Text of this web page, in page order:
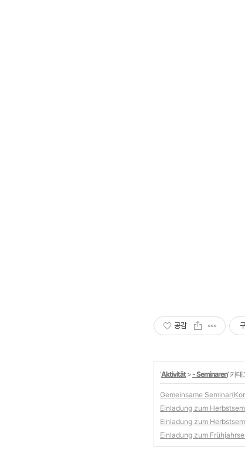
공감
'Aktivität>- Seminaren' 카테
Gemeinsame
Einladung zum
Einladung zum
Einladung zum